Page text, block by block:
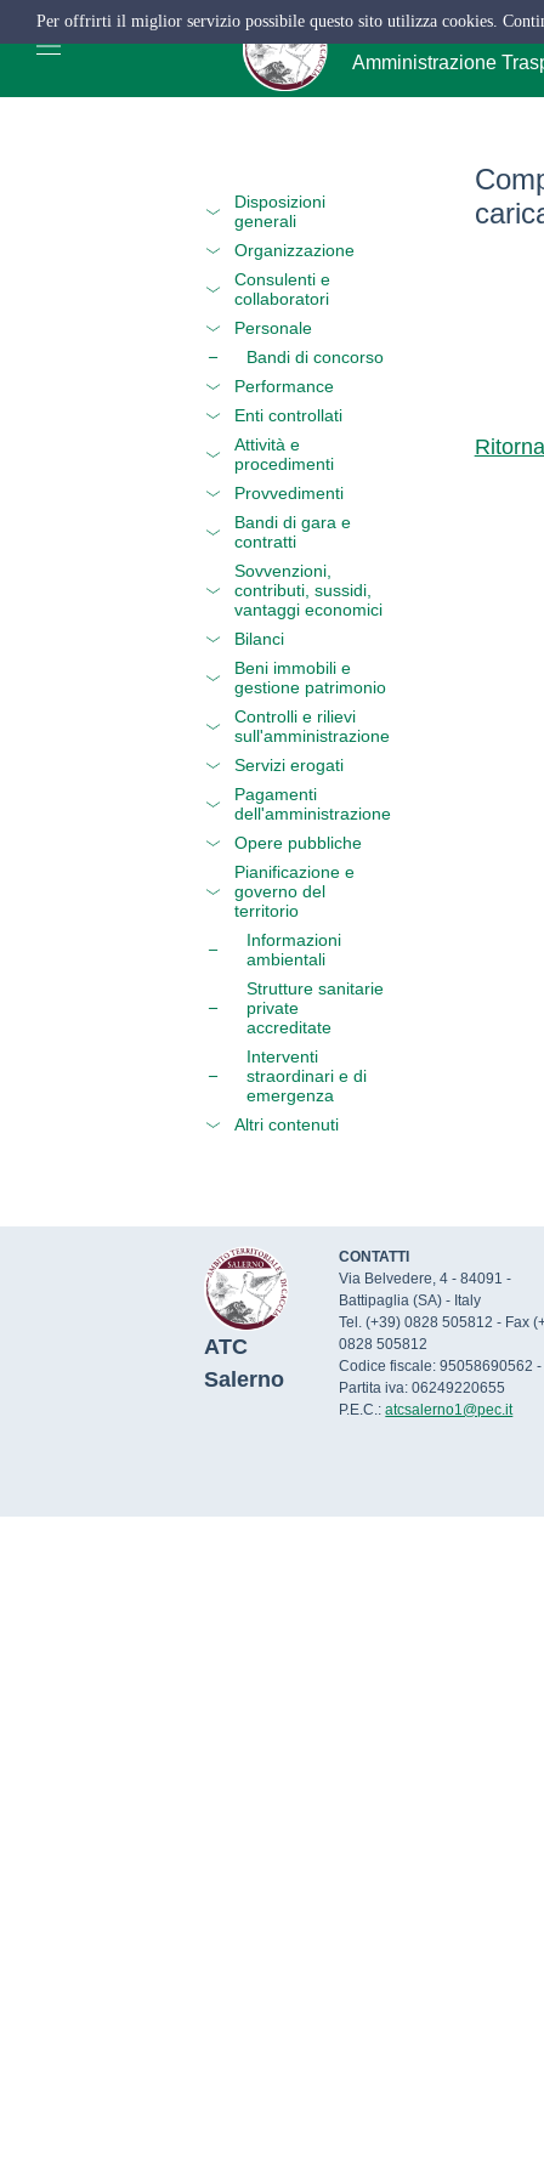
ATC Salerno
Amministrazione
Disposizioni
generali
Organizzazione
Consulenti e
collaboratori
Personale
Bandi di concorso
Performance
Enti controllati
Attività e
procedimenti
Provvedimenti
Bandi di gara e
contratti
Sovvenzioni,
contributi, sussidi,
vantaggi economici
Bilanci
Beni immobili e
gestione patrimonio
Controlli e rilievi
sull'amministrazione
Servizi erogati
Pagamenti
dell'amministrazione
Opere pubbliche
Pianificazione e
governo del
territorio
Informazioni
ambientali
Strutture sanitarie
private
accreditate
Interventi
straordinari e di
emergenza
Altri contenuti
ATC
Salerno
CONTATTI
Via Belvedere, 4 - 84091 -
Battipaglia (SA) - Italy
Tel. (+39) 0828 505812 - Fax
0828 505812
Codice fiscale: 95058690562 -
Partita iva: 06249220655
P.E.C.:atcsalerno1@pec.it
Per offrirti il miglior servizio possibile questo sito utilizza cookies.